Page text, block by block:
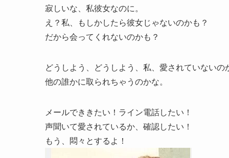
寂しいな、私彼女なのに。
え？私、もしかしたら彼女じゃないのかも？
だから会ってくれないのかも？
どうしよう、どうしよう、私、愛されていないの
他の誰かに取られちゃうのかな。
メールでききたい！ライン電話したい！
声聞いて愛されているか、確認したい！
もう、悶々とするよ！